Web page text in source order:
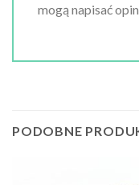
mogą napisać
PODOBNE